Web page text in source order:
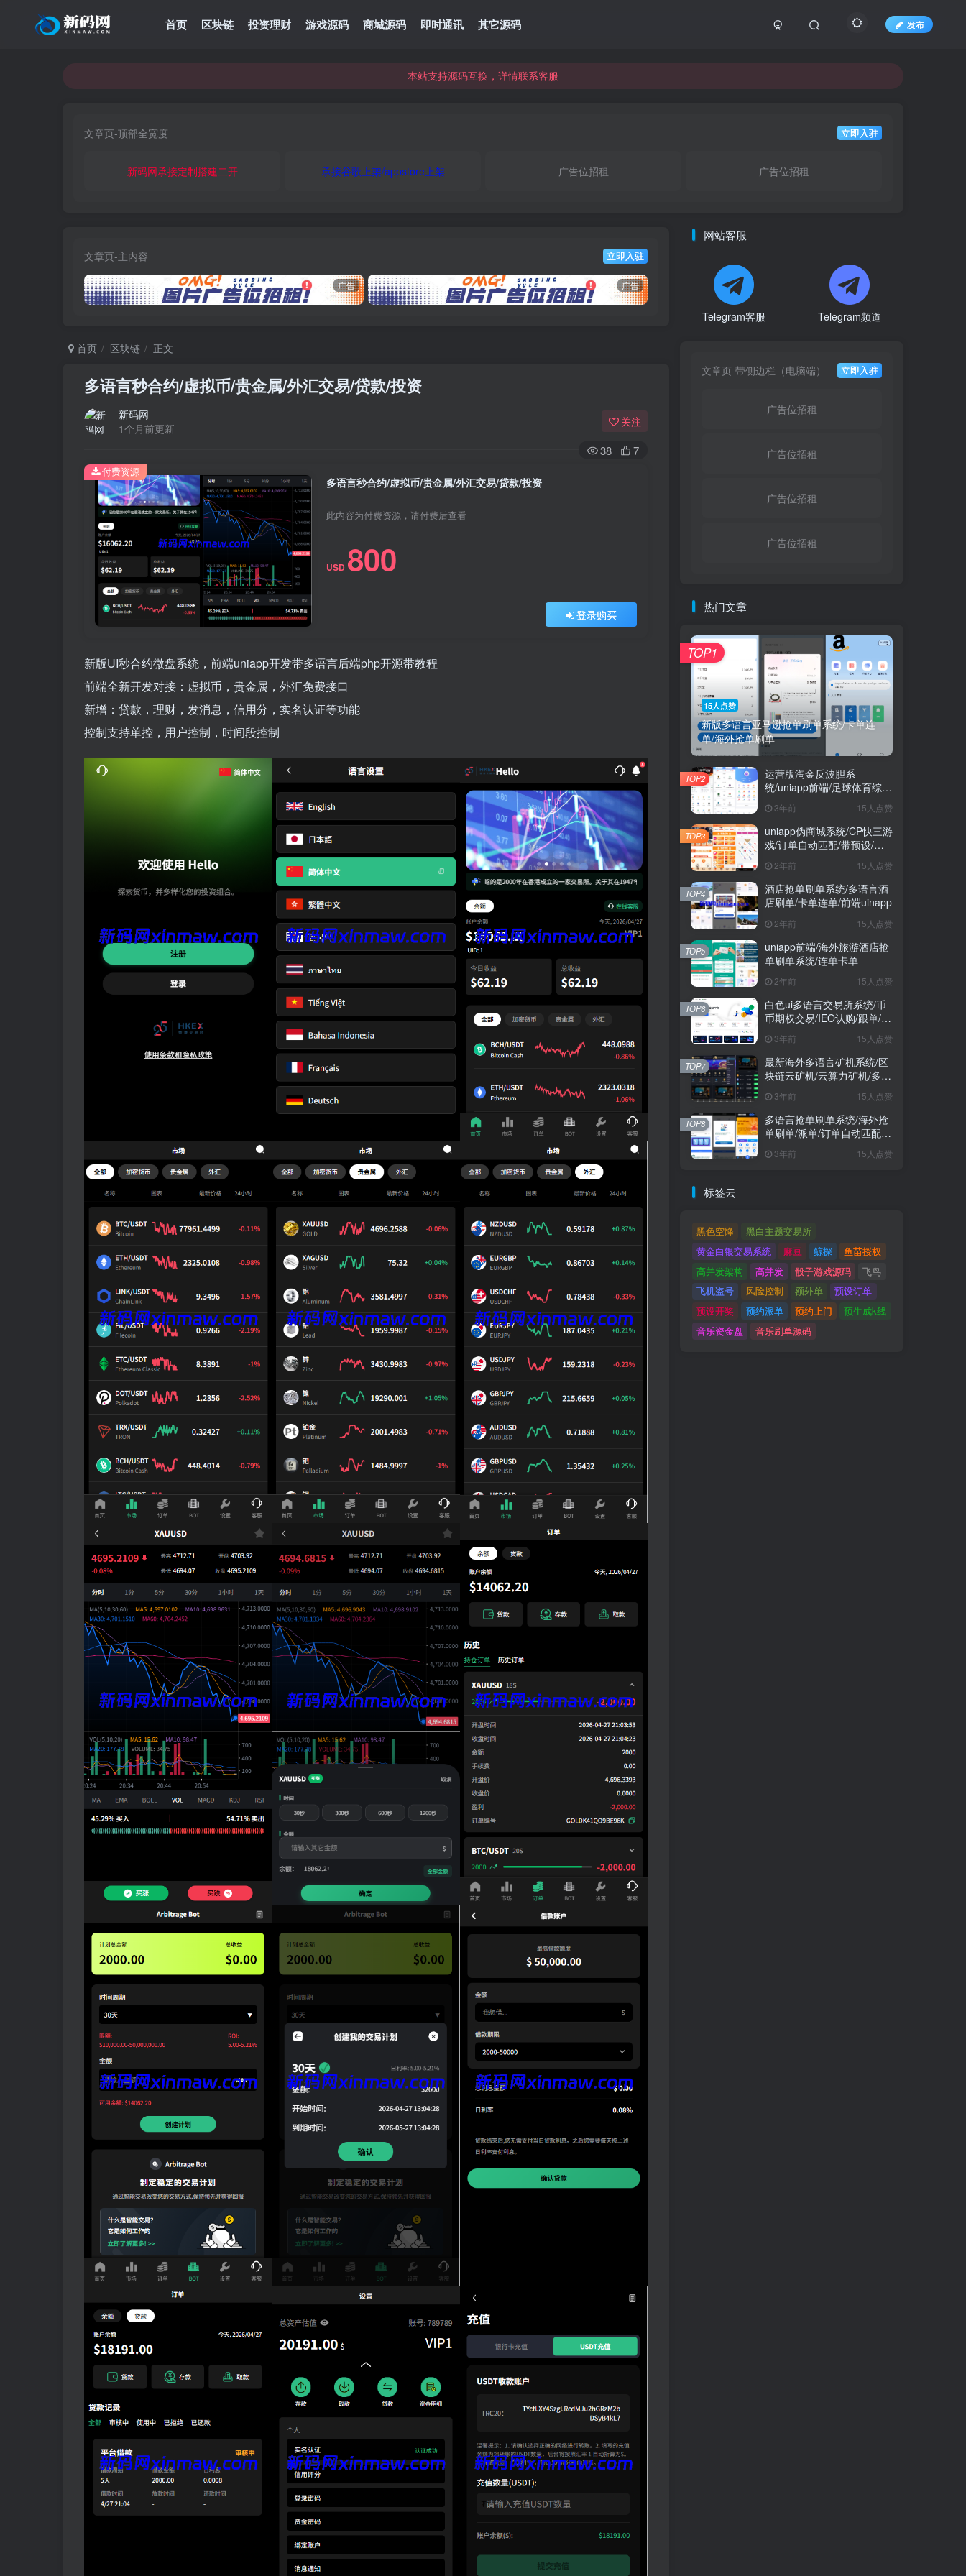
首页 区块链 投资理财 游戏源码 商城源码 即时通讯 其它源码 发布
本站支持源码互换，详情联系客服
本站支持源码互换，详情联系客服
文章页-顶部全宽度 立即入驻
新码网承接定制搭建二开 承接谷歌上架/appstore上架 广告位招租 广告位招租
文章页-主内容 立即入驻
广告 广告
首页 区块链 正文
多语言秒合约/虚拟币/贵金属/外汇交易/贷款/投资
新码网
1个月前更新
关注
38 7
多语言秒合约/虚拟币/贵金属/外汇交易/贷款/投资
此内容为付费资源，请付费后查看
USD 800
登录购买
付费资源
新版UI秒合约微盘系统，前端uniapp开发带多语言后端php开源带教程
前端全新开发对接：虚拟币，贵金属，外汇免费接口
新增：贷款，理财，发消息，信用分，实名认证等功能
控制支持单控，用户控制，时间段控制
网站客服
Telegram客服 Telegram频道
文章页-带侧边栏（电脑端） 立即入驻
广告位招租
广告位招租
广告位招租
广告位招租
热门文章
15人点赞
新版多语言亚马逊抢单刷单系统/卡单连
单/海外抢单刷单
TOP1
运营版淘金反波胆系
统/uniapp前端/足球体育综合
娱乐系统/全自动采集
3年前 15人点赞
TOP2
uniapp伪商城系统/CP快三游
戏/订单自动匹配/带预设/代
理后台
2年前 15人点赞
TOP3
酒店抢单刷单系统/多语言酒
店刷单/卡单连单/前端uinapp
2年前 15人点赞
TOP4
uniapp前端/海外旅游酒店抢
单刷单系统/连单卡单
2年前 15人点赞
TOP5
白色ui多语言交易所系统/币
币期权交易/IEO认购/跟单/锁
3年前 15人点赞
TOP6
最新海外多语言矿机系统/区
块链云矿机/云算力矿机/多级
3年前 15人点赞
TOP7
多语言抢单刷单系统/海外抢
单刷单/派单/订单自动匹配/
3年前 15人点赞
TOP8
标签云
黑色空降
黑白主题交易所
黄金白银交易系统
麻豆 鲸探
鱼苗授权
高并发架构
高并发 骰子游戏源码
飞鸟
飞机盗号
风险控制 额外单
预设订单
预设开奖
预约派单 预约上门
预生成k线
音乐资金盘
音乐刷单源码